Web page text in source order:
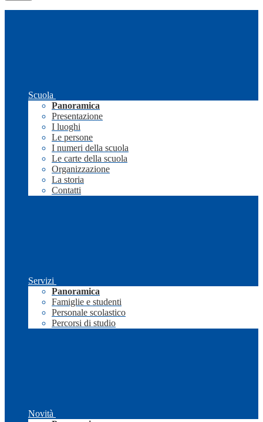
Scuola
Panoramica
Presentazione
I luoghi
Le persone
I numeri della scuola
Le carte della scuola
Organizzazione
La storia
Contatti
Servizi
Panoramica
Famiglie e studenti
Personale scolastico
Percorsi di studio
Novità